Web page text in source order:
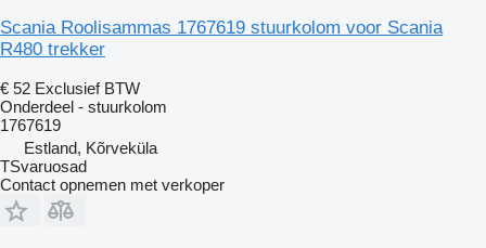
Scania Roolisammas 1767619 stuurkolom voor Scania
R480 trekker
€ 52 Exclusief BTW
Onderdeel - stuurkolom
1767619
Estland, Kõrveküla
TSvaruosad
Contact opnemen met verkoper